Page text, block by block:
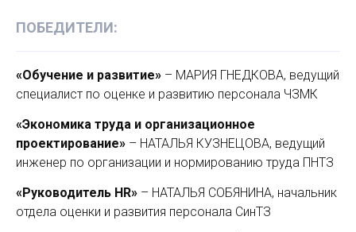
ПОБЕДИТЕЛИ:
«Обучение и развитие» – МАРИЯ ГНЕДКОВА, ведущий
специалист по оценке и развитию персонала ЧЗМК
«Экономика труда и организационное
проектирование» – НАТАЛЬЯ КУЗНЕЦОВА, ведущий
инженер по организации и нормированию труда ПНТЗ
«Руководитель HR» – НАТАЛЬЯ СОБЯНИНА, начальник
отдела оценки и развития персонала СинТЗ